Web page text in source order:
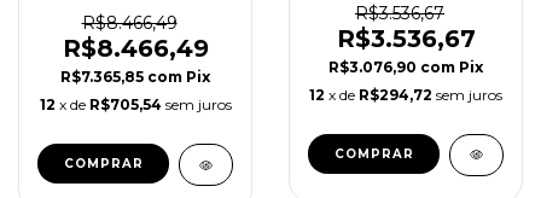
R$8.466,49
R$8.466,49
R$7.365,85 com Pix
12 x de R$705,54 sem juros
R$3.536,67
R$3.536,67
R$3.076,90 com Pix
12 x de R$294,72 sem juros